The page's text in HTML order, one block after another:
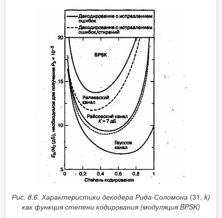
Рис. 8.6. Характеристики декодера Рида-Соломона (31, k)
как функция степени кодирования (модуляция BPSK)